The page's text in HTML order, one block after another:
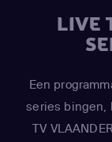
(Yentl Cartman),
LIVE
Een
series bingen,
TV